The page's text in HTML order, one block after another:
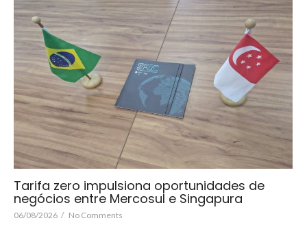
Tarifa zero impulsiona oportunidades de
negócios entre Mercosul e Singapura
06/08/2026 / No Comments